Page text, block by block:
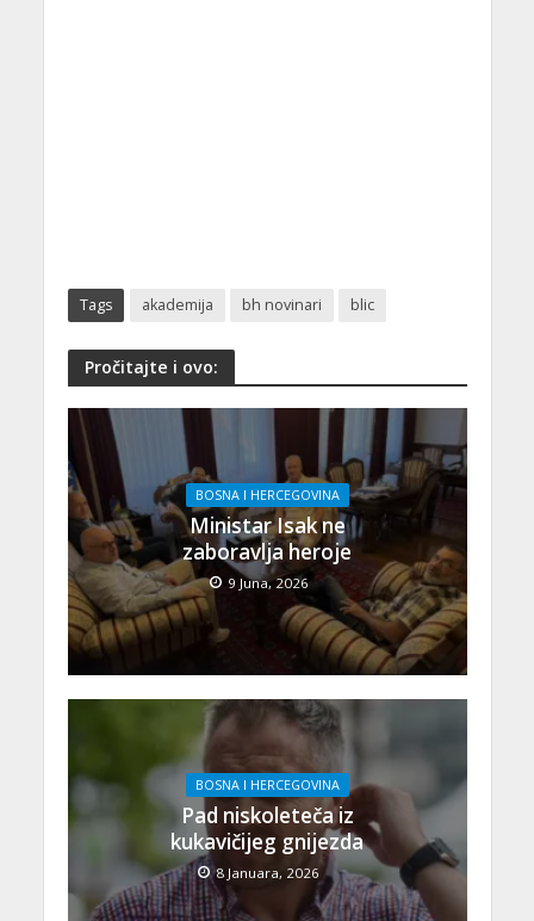
Tags akademija bh novinari blic
Pročitajte i ovo:
BOSNA I HERCEGOVINA
Ministar Isak ne
zaboravlja heroje
9 Juna, 2026
BOSNA I HERCEGOVINA
Pad niskoleteča iz
kukavičijeg gnijezda
8 Januara, 2026